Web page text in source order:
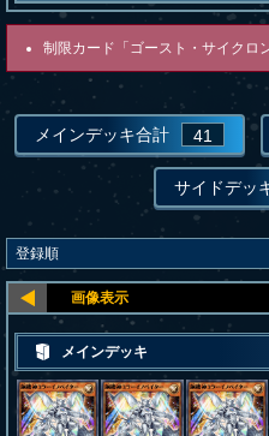
制限カード「ゴースト・サイクロ
メインデッキ合計 41
サイドデッ
メインデッキ